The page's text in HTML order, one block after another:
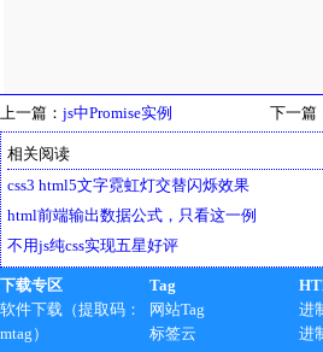
上一篇： js中Promise实例 下一篇
相关阅读
css3 html5文字霓虹灯交替闪烁效果
html前端输出数据公式，只看这一例
不用js纯css实现五星好评
下载专区
软件下载（提取码：
mtag）
Tag
网站Tag
标签云
进
进